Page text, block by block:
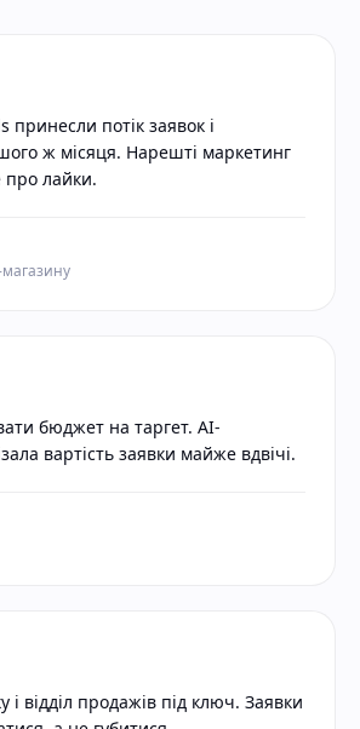
принесли потік заявок і
ж місяця. Нарешті маркетинг
про лайки.
магазину
бюджет на таргет. AI-
вартість заявки майже вдвічі.
і відділ продажів під ключ. Заявки